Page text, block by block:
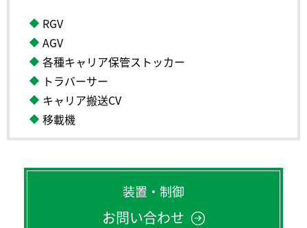
RGV
AGV
各種キャリア保管ストッカー
トラバーサー
キャリア搬送CV
移載機
装置・制御
お問い合わせ